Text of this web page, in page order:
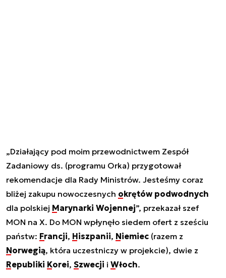
„Działający pod moim przewodnictwem Zespół
Zadaniowy ds. (programu Orka) przygotował
rekomendacje dla Rady Ministrów. Jesteśmy coraz
bliżej zakupu nowoczesnych okrętów podwodnych
dla polskiej Marynarki Wojennej”, przekazał szef
MON na X. Do MON wpłynęło siedem ofert z sześciu
państw: Francji, Hiszpanii, Niemiec (razem z
Norwegią, która uczestniczy w projekcie), dwie z
Republiki Korei, Szwecji i Włoch.